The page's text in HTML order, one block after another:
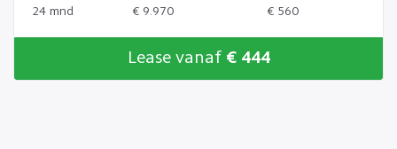
24 mnd
€ 9.970 € 560
Lease vanaf € 444